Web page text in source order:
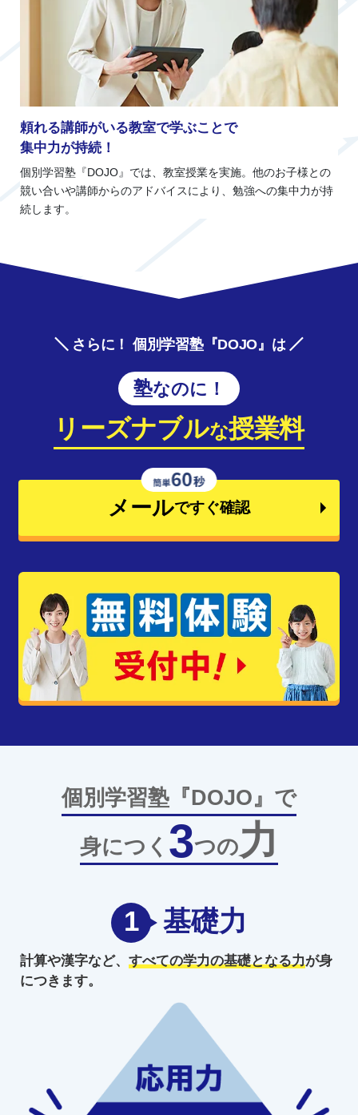
頼れる講師がいる教室で学ぶことで
集中力が持続！
個別学習塾『DOJO』では、教室授業を実施。他のお子様との
競い合いや講師からのアドバイスにより、勉強への集中力が持
続します。
さらに！ 個別学習塾『DOJO』は
塾なのに！
リーズナブルな授業料
メールですぐ確認
個別学習塾『DOJO』で
身につく 3つの力
1 基礎力
計算や漢字など、 すべての学力の基礎となる力が身
につきます。